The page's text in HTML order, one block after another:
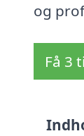
og
Få 3